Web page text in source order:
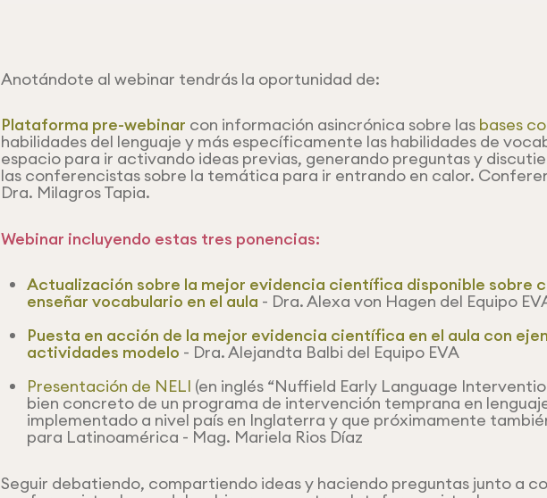
Anotándote al webinar tendrás la oportunidad de:
Plataforma pre-webinar con información asincrónica sobre las bases
habilidades del lenguaje y más específicamente las habilidades de
espacio para ir activando ideas previas, generando preguntas y
las conferencistas sobre la temática para ir entrando en calor.
Dra. Milagros Tapia.
Webinar incluyendo estas tres ponencias:
Actualización sobre la mejor evidencia científica disponible sobre
enseñar vocabulario en el aula - Dra. Alexa von Hagen del Equipo
Puesta en acción de la mejor evidencia científica en el aula con
actividades modelo - Dra. Alejandta Balbi del Equipo EVA
Presentación de NELI (en inglés “Nuffield Early Language
bien concreto de un programa de intervención temprana en
implementado a nivel país en Inglaterra y que próximamente
para Latinoamérica - Mag. Mariela Rios Díaz
Seguir debatiendo, compartiendo ideas y haciendo preguntas junto a